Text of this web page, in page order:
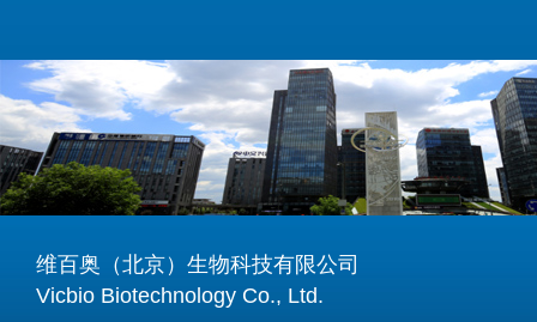
维百奥（北京）生物科技有限公司
Vicbio Biotechnology Co., Ltd.